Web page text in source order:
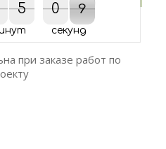
5
5 1
0
0
1 9
8
8
9
секунд
при заказе работ по